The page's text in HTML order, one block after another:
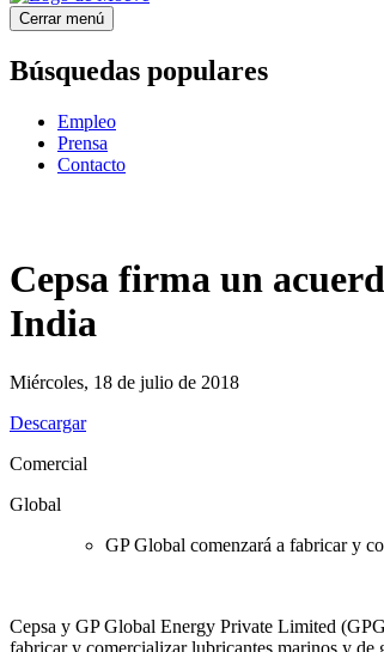
Cerrar menú
Búsquedas populares
Empleo
Prensa
Contacto
Cepsa firma un
India
Miércoles, 18 de julio de 2018
Descargar
Comercial
Global
GP Global comenzará a fabricar y
Cepsa y GP Global Energy Private Limited
fabricar y comercializar lubricantes marinos y de